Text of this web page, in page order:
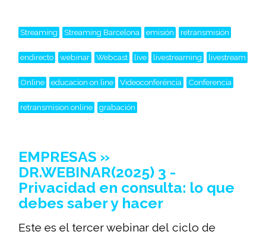
Streaming Streaming Barcelona emisión retransmisión
endirecto webinar Webcast live livestreaming livestream
Online educacion on line Videoconferéncia Conferencia
retransmision online grabación
EMPRESAS »
DR.WEBINAR(2025) 3 -
Privacidad en consulta: lo que
debes saber y hacer
Este es el tercer webinar del ciclo de